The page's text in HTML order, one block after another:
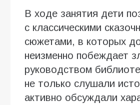
В ходе занятия дети
с классическими
сюжетами, в которых
неизменно побеждает
руководством
не только слушали
активно обсуждали